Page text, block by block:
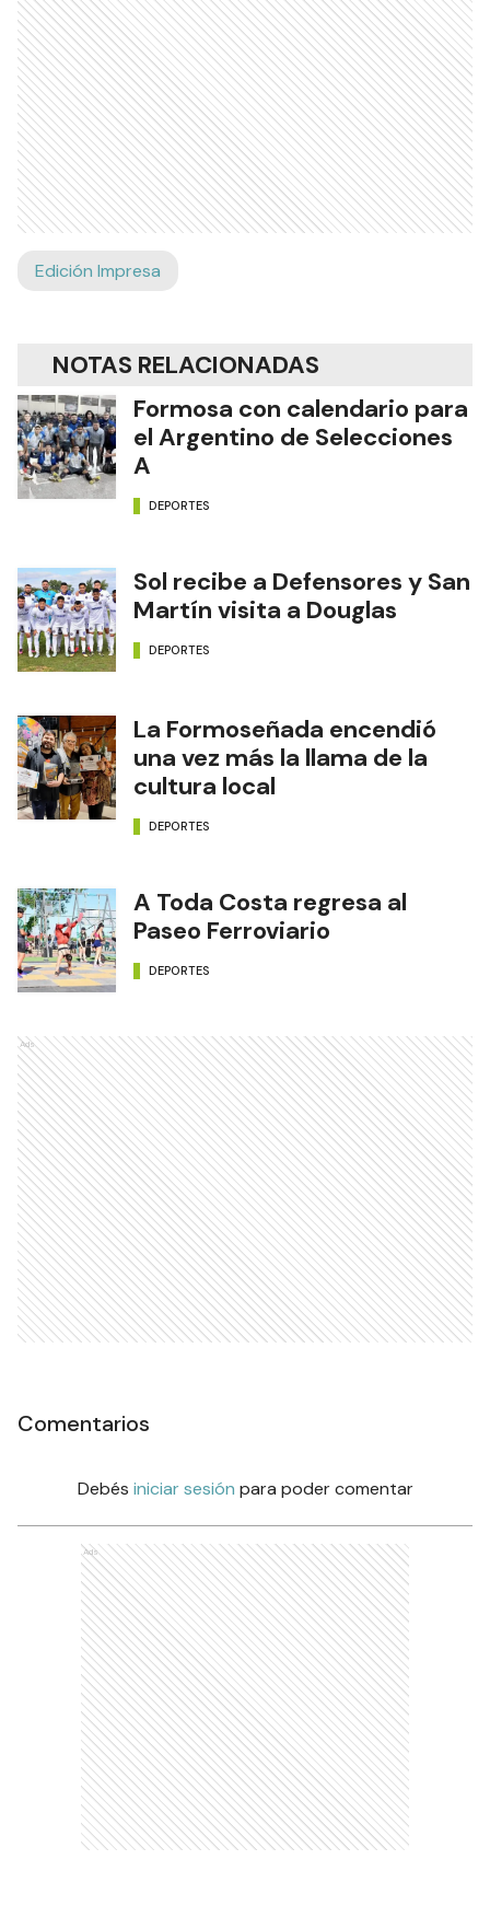
Edición Impresa
NOTAS RELACIONADAS
Formosa con calendario para
el Argentino de Selecciones
A
DEPORTES
Sol recibe a Defensores y San
Martín visita a Douglas
DEPORTES
La Formoseñada encendió
una vez más la llama de la
cultura local
DEPORTES
A Toda Costa regresa al
Paseo Ferroviario
DEPORTES
Ads
Comentarios
Debés iniciar sesión para poder comentar
Ads